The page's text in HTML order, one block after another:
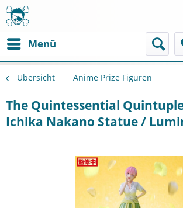
Menü
Übersicht Anime Prize Figuren
The Quintessential
Ichika Nakano Statue /